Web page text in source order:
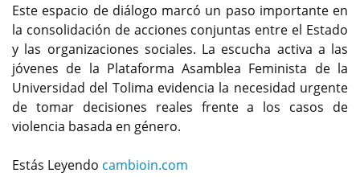
Este espacio de diálogo marcó un paso importante en
la consolidación de acciones conjuntas entre el Estado
y las organizaciones sociales. La escucha activa a las
jóvenes de la Plataforma Asamblea Feminista de la
Universidad del Tolima evidencia la necesidad urgente
de tomar decisiones reales frente a los casos de
violencia basada en género.
Estás Leyendo cambioin.com